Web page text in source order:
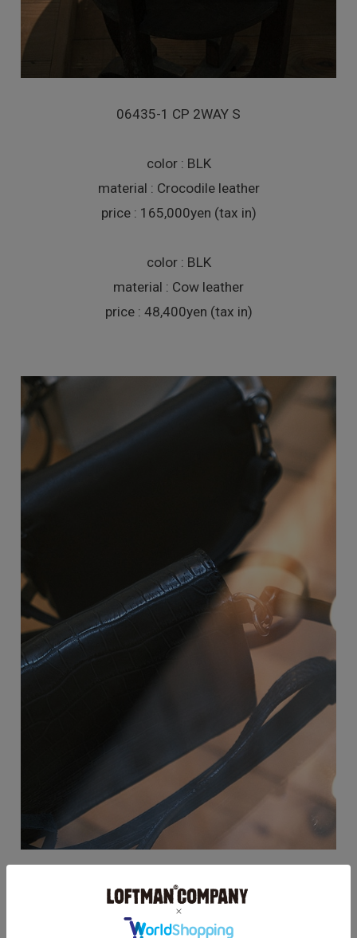
06435-1 CP 2WAY S
color : BLK
material : Crocodile leather
price : 165,000yen (tax in)
color : BLK
material : Cow leather
price : 48,400yen (tax in)